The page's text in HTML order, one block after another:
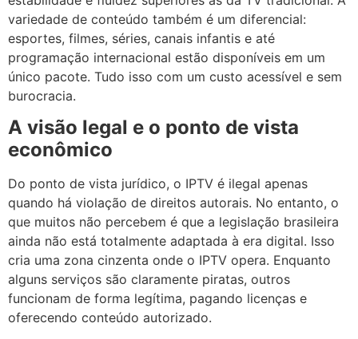
variedade de conteúdo também é um diferencial:
esportes, filmes, séries, canais infantis e até
programação internacional estão disponíveis em um
único pacote. Tudo isso com um custo acessível e sem
burocracia.
A visão legal e o ponto de vista
econômico
Do ponto de vista jurídico, o IPTV é ilegal apenas
quando há violação de direitos autorais. No entanto, o
que muitos não percebem é que a legislação brasileira
ainda não está totalmente adaptada à era digital. Isso
cria uma zona cinzenta onde o IPTV opera. Enquanto
alguns serviços são claramente piratas, outros
funcionam de forma legítima, pagando licenças e
oferecendo conteúdo autorizado.